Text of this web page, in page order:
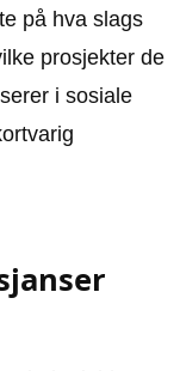
på hva slags
prosjekter de
i sosiale